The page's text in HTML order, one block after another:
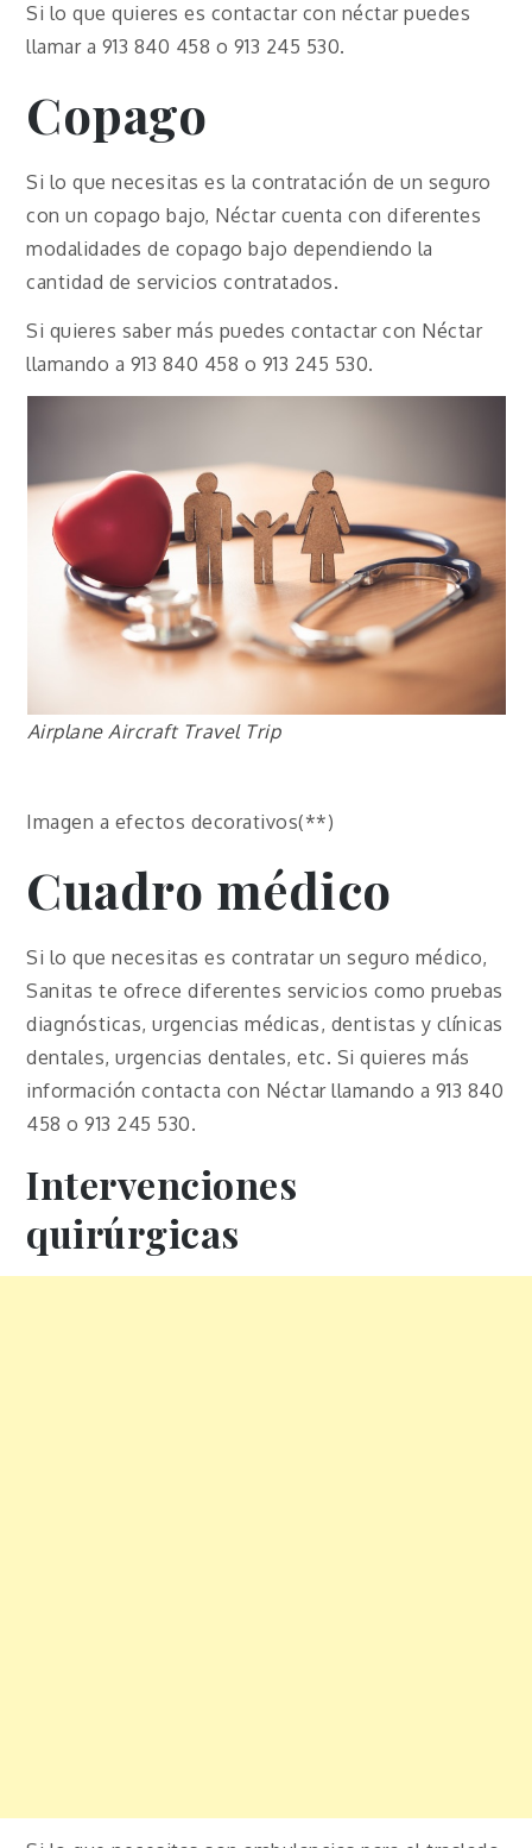
Si lo que quieres es contactar con néctar puedes
llamar a 913 840 458 o 913 245 530.
Copago
Si lo que necesitas es la contratación de un seguro
con un copago bajo, Néctar cuenta con diferentes
modalidades de copago bajo dependiendo la
cantidad de servicios contratados.
Si quieres saber más puedes contactar con Néctar
llamando a 913 840 458 o 913 245 530.
Airplane Aircraft Travel Trip
Imagen a efectos decorativos(**)
Cuadro médico
Si lo que necesitas es contratar un seguro médico,
Sanitas te ofrece diferentes servicios como pruebas
diagnósticas, urgencias médicas, dentistas y clínicas
dentales, urgencias dentales, etc. Si quieres más
información contacta con Néctar llamando a 913 840
458 o 913 245 530.
Intervenciones
quirúrgicas